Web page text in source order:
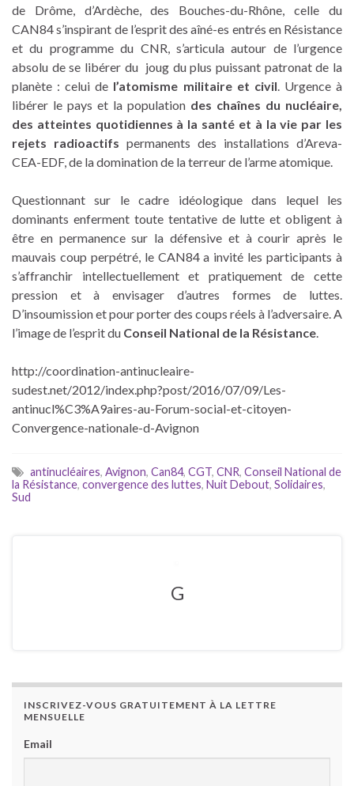
de Drôme, d’Ardèche, des Bouches-du-Rhône, celle du
CAN84 s’inspirant de l’esprit des aîné-es entrés en Résistance
et du programme du CNR, s’articula autour de l’urgence
absolu de se libérer du joug du plus puissant patronat de la
planète : celui de l’atomisme militaire et civil. Urgence à
libérer le pays et la population des chaînes du nucléaire,
des atteintes quotidiennes à la santé et à la vie par les
rejets radioactifs permanents des installations d’Areva-
CEA-EDF, de la domination de la terreur de l’arme atomique.
Questionnant sur le cadre idéologique dans lequel les
dominants enferment toute tentative de lutte et obligent à
être en permanence sur la défensive et à courir après le
mauvais coup perpétré, le CAN84 a invité les participants à
s’affranchir intellectuellement et pratiquement de cette
pression et à envisager d’autres formes de luttes.
D’insoumission et pour porter des coups réels à l’adversaire. A
l’image de l’esprit du Conseil National de la Résistance.
http://coordination-antinucleaire-
sudest.net/2012/index.php?post/2016/07/09/Les-
antinucl%C3%A9aires-au-Forum-social-et-citoyen-
Convergence-nationale-d-Avignon
antinucléaires, Avignon, Can84, CGT, CNR, Conseil National de
la Résistance, convergence des luttes, Nuit Debout, Solidaires,
Sud
G
INSCRIVEZ-VOUS GRATUITEMENT À LA LETTRE
MENSUELLE
Email